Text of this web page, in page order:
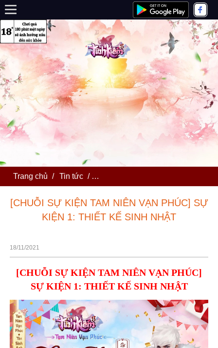
Trang chủ / Tin tức / [CHUỖI SỰ KIỆN TAM NIÊN
[CHUỖI SỰ KIỆN TAM NIÊN VẠN PHÚC] SỰ
KIỆN 1: THIẾT KẾ SINH NHẬT
18/11/2021
[CHUỖI SỰ KIỆN TAM NIÊN VẠN PHÚC]
SỰ KIỆN 1: THIẾT KẾ SINH NHẬT